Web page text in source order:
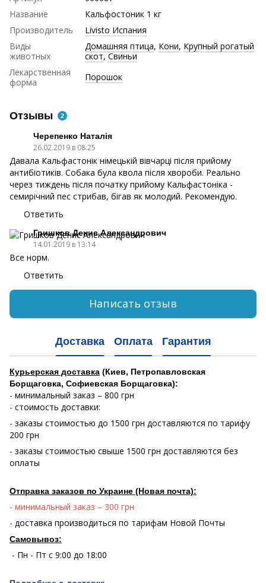
Название
Кальфостоник 1 кг
Производитель
Livisto Испания
Виды
животных
Домашняя птица, Кони, Крупный рогатый
скот,Свиньи
Лекарственная
форма
Порошок
Отзывы 2
Черепенко Наталія
26.02.2019 в 08:25
Давала Кальфастонік німецькій вівчарці після прийому
антибіотиків. Собака була квола після хвороби. Реально
через тиждень після початку прийому Кальфастоніка -
семирічний пес стрибав, бігав як молодий. Рекомендую.
Ответить
Гришков Денис Александрович
14.01.2019 в 13:14
Все норм.
Ответить
Написать отзыв
Доставка Оплата Гарантия
Курьерская доставка (Киев, Петропавловская
Борщаговка, Софиевская Борщаговка):
- минимальный заказ – 800 грн
- стоимость доставки:
- заказы стоимостью до 1500 грн доставляются по тарифу
200 грн
- заказы стоимостью свыше 1500 грн доставляются без
оплаты
Отправка заказов по Украине (Новая почта):
- минимальный заказ – 300 грн
- доставка производиться по тарифам Новой Почты
Самовывоз:
- Пн - Пт с 9:00 до 18:00